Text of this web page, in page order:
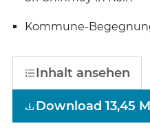
Kommune-
Inhalt ansehen
Download 13,45